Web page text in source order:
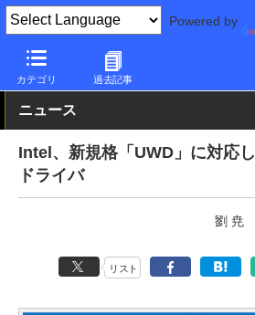
Powered by
カテゴリ 過去記事
PC Watch 半導体/周辺機器
ニュース
Intel、新規格「UWD」に対応
ドライバ
劉 尭
リスト